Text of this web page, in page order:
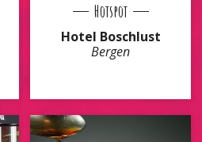
Hotspot
Hotel Boschlust
Bergen